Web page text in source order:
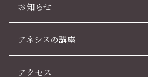
お知らせ
アネシスの講座
アクセス